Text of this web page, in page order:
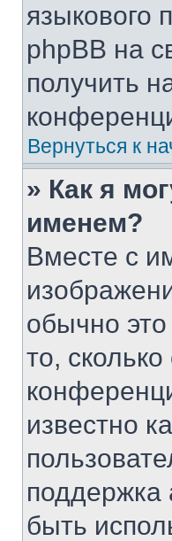
языкового
phpBB на
получить
Вернуться к
» Как я
именем?
Вместе с
обычно
то,
известно
поддержка
быть